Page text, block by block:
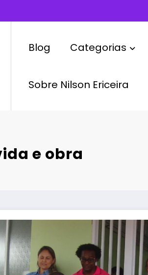
Blog Categorias
Sobre Nilson Ericeira
e obra